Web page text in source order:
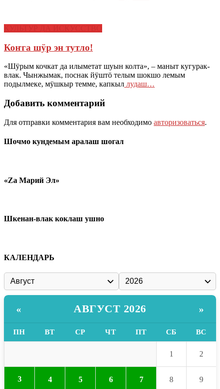
Коҥга шӱр эн тутло!
«Шӱрым кочкат да илыметат шуын колта», – маныт кугурак-
влак. Чынжымак, поснак йӱштӧ телым шокшо лемым
подылмеке, мӱшкыр темме, капкыл лудаш…
Добавить комментарий
Для отправки комментария вам необходимо авторизоваться.
Шочмо кундемым аралаш шогал
«Zа Марий Эл»
Шкенан-влак коклаш ушно
КАЛЕНДАРЬ
« АВГУСТ 2026 »
ПН ВТ СР ЧТ ПТ СБ ВС
1 2
3 4 5 6 7 8 9